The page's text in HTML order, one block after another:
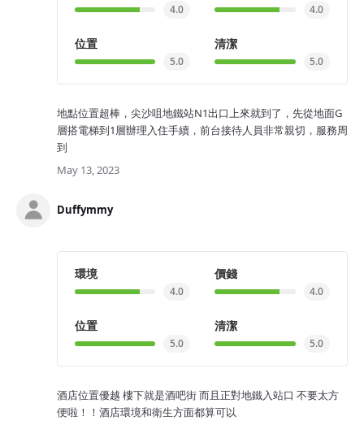
4.0 4.0
位置
5.0
清潔
5.0
地點位置超棒，尖沙咀地鐵站N1出口上來就到了，先從地面G
層搭電梯到1層辦理入住手續，前台接待人員非常親切，服務周
到
May 13, 2023
Duffymmy
環境
4.0
價錢
4.0
位置
5.0
清潔
5.0
酒店位置優越 樓下就是酒吧街 而且正對地鐵入站口 不要太方
便啦！！酒店環境和衛生方面都算可以